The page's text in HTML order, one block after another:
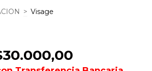
> Visage